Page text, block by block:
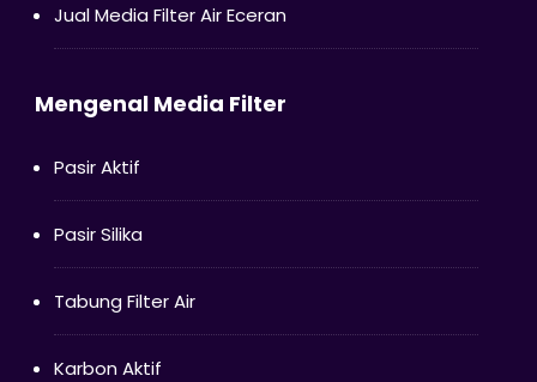
Jual Media Filter Air Eceran
Mengenal Media Filter
Pasir Aktif
Pasir Silika
Tabung Filter Air
Karbon Aktif